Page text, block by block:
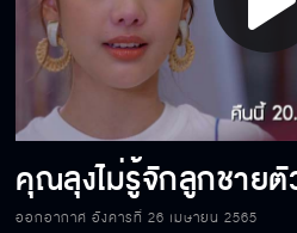
Play
คุณลุงไม่รู้จักลูกชายตั
ออกอากาศ อังคารที่ 26 เมษายน 2565
ซ่านเสน่หา วั
ผู้ชายจะเป็นใ